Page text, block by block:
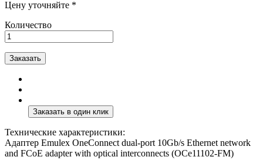
Цену уточняйте *
Количество
Заказать
Технические характеристики:
Адаптер Emulex OneConnect dual-port 10Gb/s Ethernet network
and FCoE adapter with optical interconnects (OCe11102-FM)